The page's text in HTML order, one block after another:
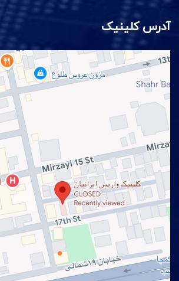
آدرس کلینیک